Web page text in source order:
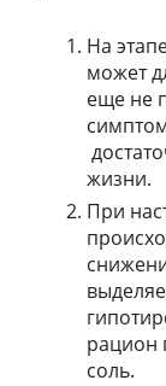
На
может
еще не
жизни.
При
рацион
соль.